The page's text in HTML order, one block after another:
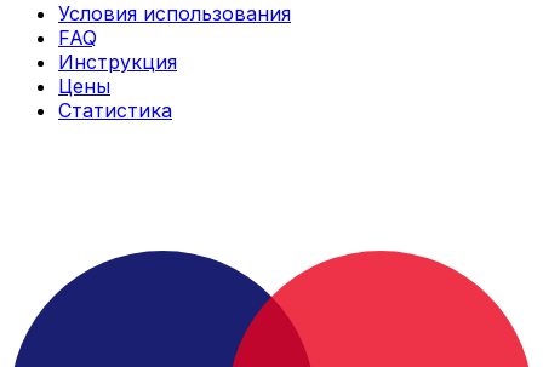
Условия использования
FAQ
Инструкция
Цены
Статистика